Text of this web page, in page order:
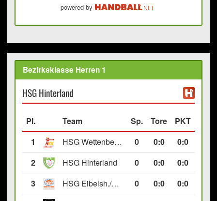
powered by
Bezirksklasse Herren 1
HSG Hinterland
Pl. Team Sp. Tore
PKT
1
HSG Wettenberg III 0 0:0
0:0
2
HSG Hinterland 0 0:0
0:0
3
HSG Eibelsh./Ewersb. II 0 0:0
0:0